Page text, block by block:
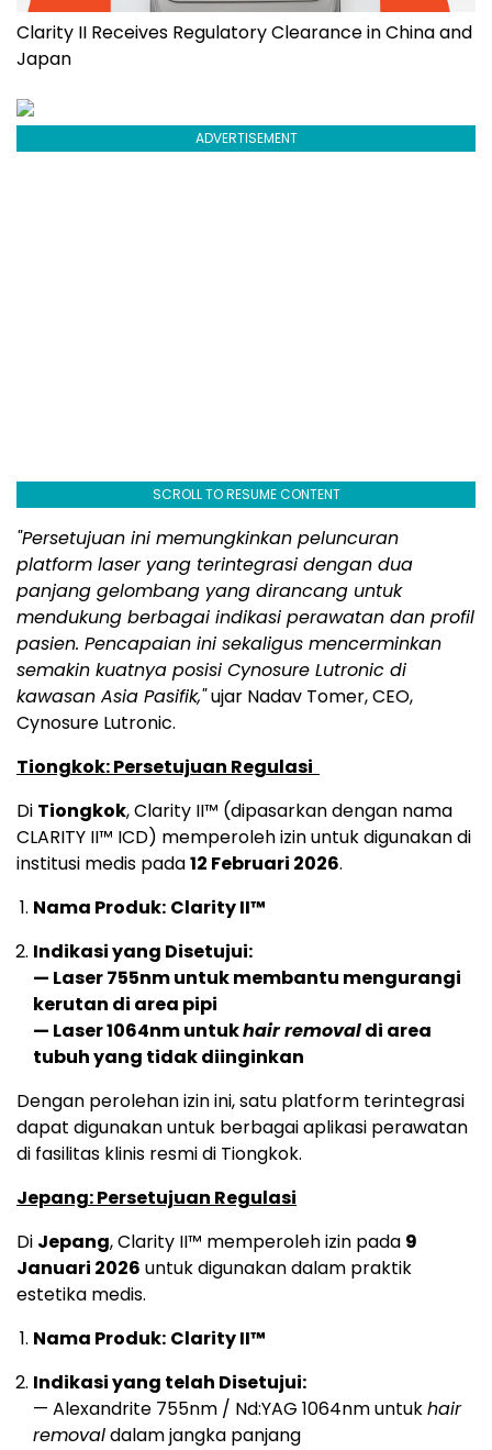
Clarity II Receives Regulatory Clearance in China and
Japan
ADVERTISEMENT
SCROLL TO RESUME CONTENT
"Persetujuan ini memungkinkan peluncuran
platform laser yang terintegrasi dengan dua
panjang gelombang yang dirancang untuk
mendukung berbagai indikasi perawatan dan profil
pasien. Pencapaian ini sekaligus mencerminkan
semakin kuatnya posisi Cynosure Lutronic di
kawasan Asia Pasifik,"ujar Nadav Tomer, CEO,
Cynosure Lutronic.
Tiongkok: Persetujuan Regulasi
Di Tiongkok, Clarity II™ (dipasarkan dengan nama
CLARITY II™ ICD) memperoleh izin untuk digunakan di
institusi medis pada12 Februari 2026.
Nama Produk: Clarity II™
Indikasi yang Disetujui:
— Laser 755nm untuk membantu mengurangi
kerutan di area pipi
— Laser 1064nm untukhair removaldi area
tubuh yang tidak diinginkan
Dengan perolehan izin ini, satu platform terintegrasi
dapat digunakan untuk berbagai aplikasi perawatan
di fasilitas klinis resmi di Tiongkok.
Jepang: Persetujuan Regulasi
Di Jepang, Clarity II™ memperoleh izin pada 9
Januari 2026 untuk digunakan dalam praktik
estetika medis.
Nama Produk: Clarity II™
Indikasi yang telah Disetujui:
— Alexandrite 755nm / Nd:YAG 1064nm untukhair
removaldalam jangka panjang